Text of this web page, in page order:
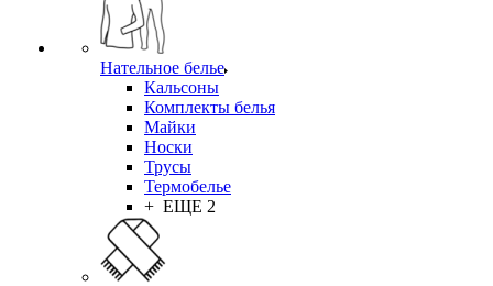
Нательное белье
Кальсоны
Комплекты белья
Майки
Носки
Трусы
Термобелье
+ ЕЩЕ 2